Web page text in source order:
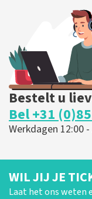
BESTEL
Bestelt u
Bel +31
Werkdagen 12:00
WIL JIJ JE
Laat het ons weten